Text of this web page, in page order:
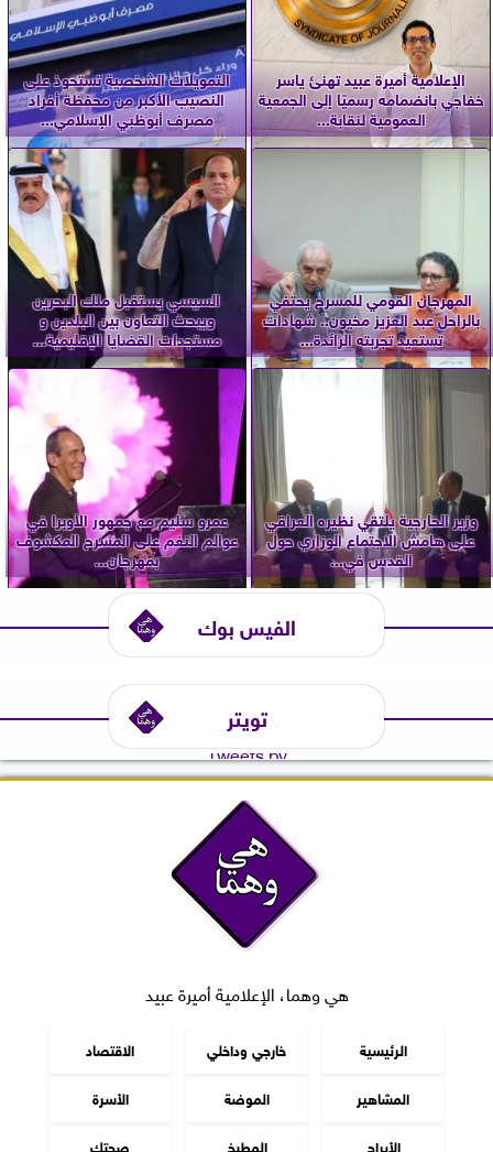
الإعلامية أميرة عبيد تهنئ ياسر
خفاجي بانضمامه رسميًا إلى الجمعية
العمومية لنقابة...
التمويلات الشخصية تستحوذ على
النصيب الأكبر من محفظة أفراد
مصرف أبوظبي الإسلامي...
المهرجان القومي للمسرح يحتفي
بالراحل عبد العزيز مخيون.. شهادات
تستعيد تجربته الرائدة...
السيسي يستقبل ملك البحرين
ويبحث التعاون بين البلدين و
مستجدات القضايا الإقليمية...
وزير الخارجية يلتقي نظيره العراقي
على هامش الاجتماع الوزاري حول
القدس في...
عمرو سليم مع جمهور الأوبرا في
عوالم النغم على المسرح المكشوف
بمهرجان...
الفيس بوك
تويتر
Tweets by
هي وهما، الإعلامية أميرة عبيد
الرئيسية خارجي وداخلي
الاقتصاد
المشاهير
الموضة
الأسرة
الأبراج
المطبخ صحتك